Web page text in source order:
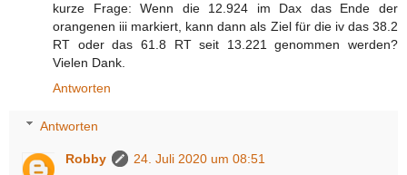
kurze Frage: Wenn die 12.924 im Dax das Ende der
orangenen iii markiert, kann dann als Ziel für die iv das 38.2
RT oder das 61.8 RT seit 13.221 genommen werden?
Vielen Dank.
Antworten
Antworten
Robby
24. Juli 2020 um 08:51